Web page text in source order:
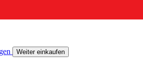
Weiter einkaufen